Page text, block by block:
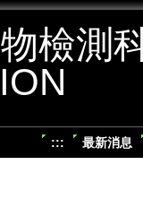
檢測
::: 最新消息